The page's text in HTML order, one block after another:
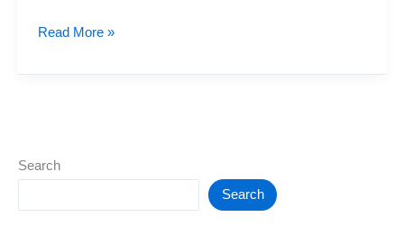
मोटे
क्यों
मोटे
अनाज
Read More »
Search
Search